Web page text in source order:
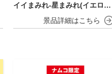
イイまみれ-星まみれ(イエロー)-
ぬいぐるみ